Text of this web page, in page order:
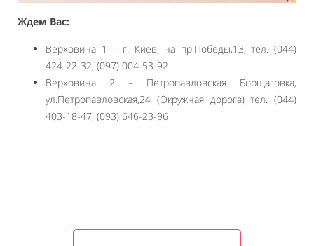
Ждем Вас:
Верховина 1 – г. Киев, на пр.Победы,13, тел. (044)
424-22-32, (097) 004-53-92
Верховина 2 – Петропавловская Борщаговка,
ул.Петропавловская,24 (Окружная дорога) тел. (044)
403-18-47, (093) 646-23-96